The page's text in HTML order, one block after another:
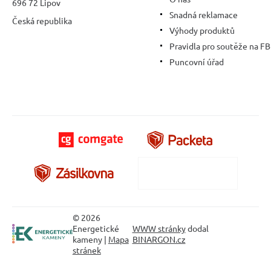
696 72 Lipov
Česká republika
Snadná reklamace
Výhody produktů
Pravidla pro soutěže na FB
Puncovní úřad
© 2026
Energetické
kameny | Mapa
stránek
WWW stránkydodal
BINARGON.cz